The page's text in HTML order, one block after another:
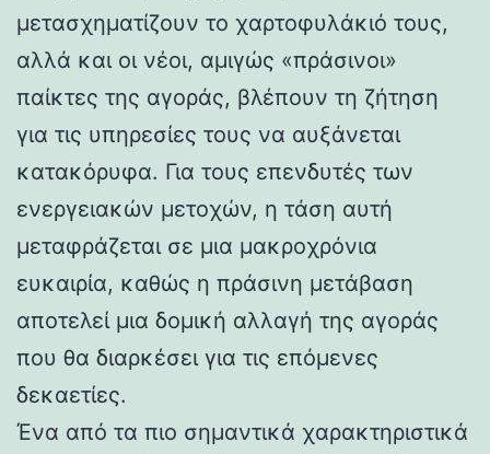
μετασχηματίζουν το χαρτοφυλάκιό τους,
αλλά και οι νέοι, αμιγώς «πράσινοι»
παίκτες της αγοράς, βλέπουν τη ζήτηση
για τις υπηρεσίες τους να αυξάνεται
κατακόρυφα. Για τους επενδυτές των
ενεργειακών μετοχών, η τάση αυτή
μεταφράζεται σε μια μακροχρόνια
ευκαιρία, καθώς η πράσινη μετάβαση
αποτελεί μια δομική αλλαγή της αγοράς
που θα διαρκέσει για τις επόμενες
δεκαετίες.
Ένα από τα πιο σημαντικά χαρακτηριστικά